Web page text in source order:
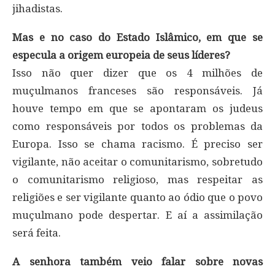
jihadistas.
Mas e no caso do Estado Islâmico, em que se
especula a origem europeia de seus líderes?
Isso não quer dizer que os 4 milhões de
muçulmanos franceses são responsáveis. Já
houve tempo em que se apontaram os judeus
como responsáveis por todos os problemas da
Europa. Isso se chama racismo. É preciso ser
vigilante, não aceitar o comunitarismo, sobretudo
o comunitarismo religioso, mas respeitar as
religiões e ser vigilante quanto ao ódio que o povo
muçulmano pode despertar. E aí a assimilação
será feita.
A senhora também veio falar sobre novas